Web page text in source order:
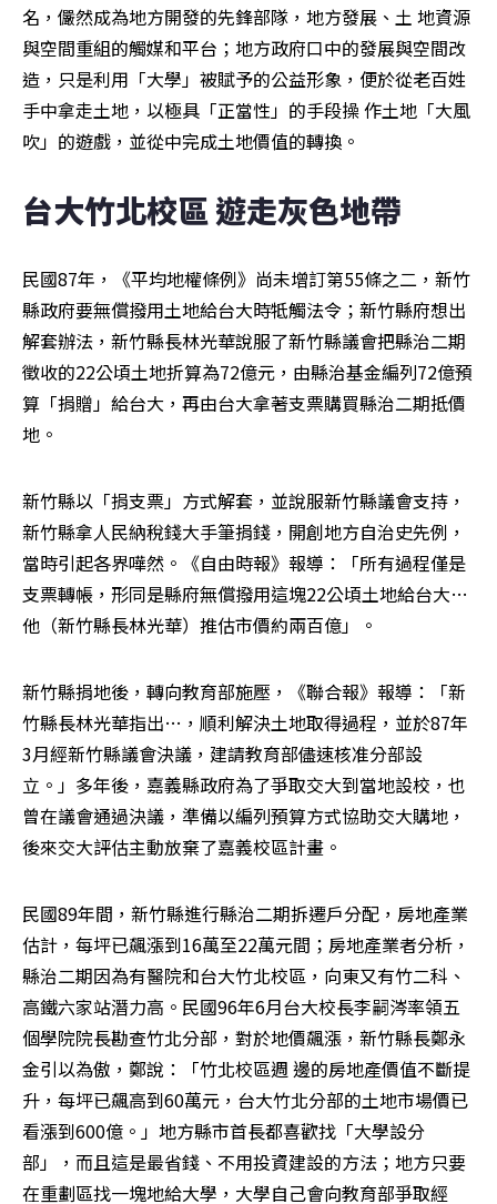
名，儼然成為地方開發的先鋒部隊，地方發展、土 地資源
與空間重組的觸媒和平台；地方政府口中的發展與空間改
造，只是利用「大學」被賦予的公益形象，便於從老百姓
手中拿走土地，以極具「正當性」的手段操 作土地「大風
吹」的遊戲，並從中完成土地價值的轉換。
台大竹北校區 遊走灰色地帶
民國87年，《平均地權條例》尚未增訂第55條之二，新竹
縣政府要無償撥用土地給台大時牴觸法令；新竹縣府想出
解套辦法，新竹縣長林光華說服了新竹縣議會把縣治二期
徵收的22公頃土地折算為72億元，由縣治基金編列72億預
算「捐贈」給台大，再由台大拿著支票購買縣治二期抵價
地。
新竹縣以「捐支票」方式解套，並說服新竹縣議會支持，
新竹縣拿人民納稅錢大手筆捐錢，開創地方自治史先例，
當時引起各界嘩然。《自由時報》報導：「所有過程僅是
支票轉帳，形同是縣府無償撥用這塊22公頃土地給台大…
他（新竹縣長林光華）推估市價約兩百億」。
新竹縣捐地後，轉向教育部施壓，《聯合報》報導：「新
竹縣長林光華指出…，順利解決土地取得過程，並於87年
3月經新竹縣議會決議，建請教育部儘速核准分部設
立。」多年後，嘉義縣政府為了爭取交大到當地設校，也
曾在議會通過決議，準備以編列預算方式協助交大購地，
後來交大評估主動放棄了嘉義校區計畫。
民國89年間，新竹縣進行縣治二期拆遷戶分配，房地產業
估計，每坪已飆漲到16萬至22萬元間；房地產業者分析，
縣治二期因為有醫院和台大竹北校區，向東又有竹二科、
高鐵六家站潛力高。民國96年6月台大校長李嗣涔率領五
個學院院長勘查竹北分部，對於地價飆漲，新竹縣長鄭永
金引以為傲，鄭說：「竹北校區週 邊的房地產價值不斷提
升，每坪已飆高到60萬元，台大竹北分部的土地市場價已
看漲到600億。」地方縣市首長都喜歡找「大學設分
部」，而且這是最省錢、不用投資建設的方法；地方只要
在重劃區找一塊地給大學，大學自己會向教育部爭取經